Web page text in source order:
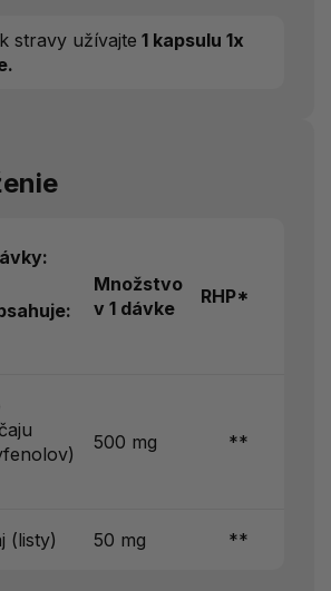
stravy užívajte 1 kapsulu 1x
Množstvo
v 1 dávke
RHP*
500 mg **
(listy) 50 mg **